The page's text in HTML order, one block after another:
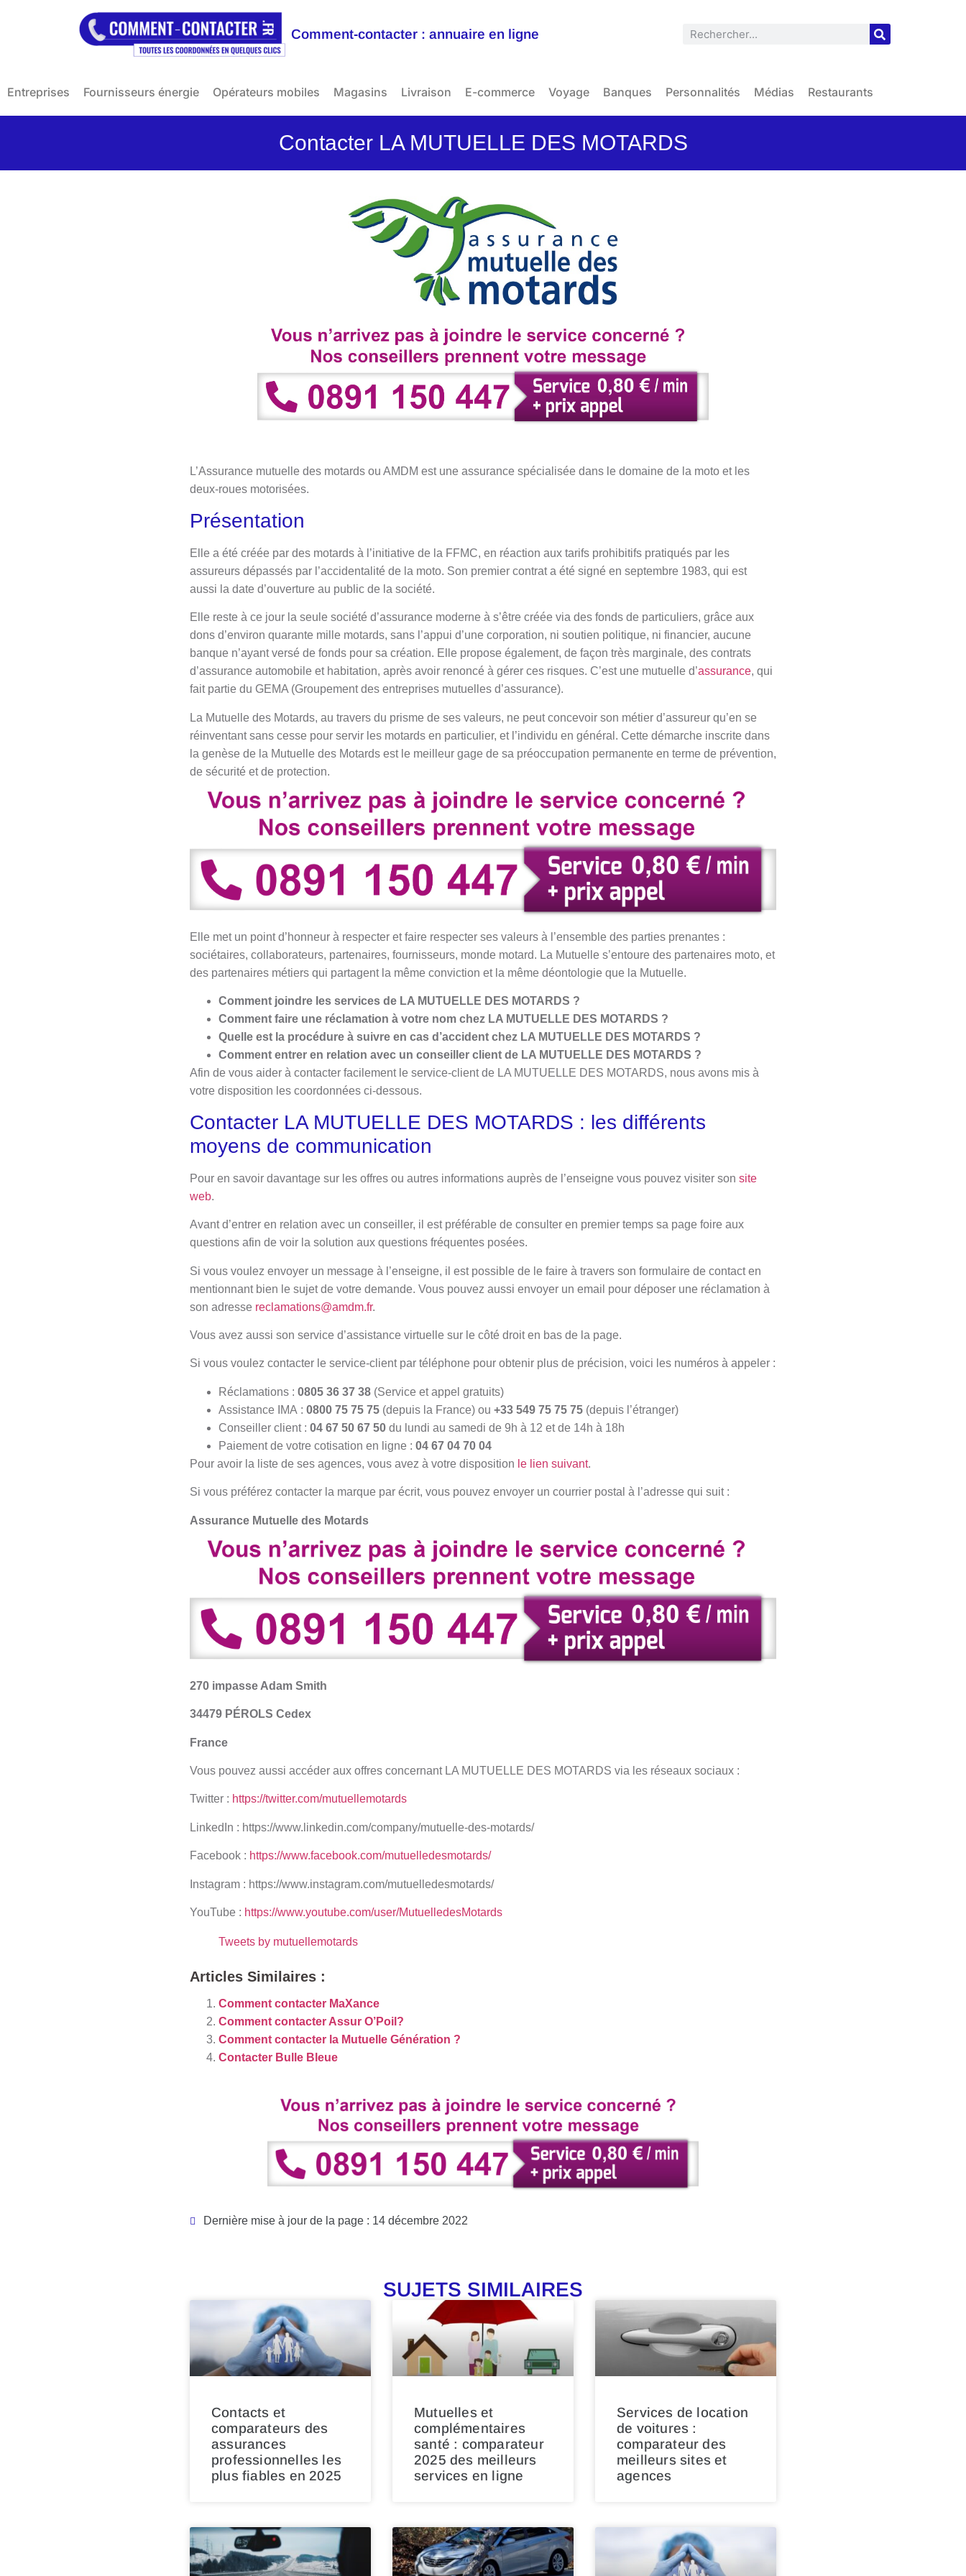
Comment-contacter : annuaire en ligne
Entreprises Fournisseurs énergie Opérateurs mobiles Magasins Livraison E-commerce Voyage Banques Personnalités Médias Restaurants
Contacter LA MUTUELLE DES MOTARDS
L’Assurance mutuelle des motards ou AMDM est une assurance spécialisée dans le domaine de la moto et les
deux-roues motorisées.
Présentation
Elle a été créée par des motards à l’initiative de la FFMC, en réaction aux tarifs prohibitifs pratiqués par les
assureurs dépassés par l’accidentalité de la moto. Son premier contrat a été signé en septembre 1983, qui est
aussi la date d’ouverture au public de la société.
Elle reste à ce jour la seule société d’assurance moderne à s’être créée via des fonds de particuliers, grâce aux
dons d’environ quarante mille motards, sans l’appui d’une corporation, ni soutien politique, ni financier, aucune
banque n’ayant versé de fonds pour sa création. Elle propose également, de façon très marginale, des contrats
d’assurance automobile et habitation, après avoir renoncé à gérer ces risques. C’est une mutuelle d’assurance, qui
fait partie du GEMA (Groupement des entreprises mutuelles d’assurance).
La Mutuelle des Motards, au travers du prisme de ses valeurs, ne peut concevoir son métier d’assureur qu’en se
réinventant sans cesse pour servir les motards en particulier, et l’individu en général. Cette démarche inscrite dans
la genèse de la Mutuelle des Motards est le meilleur gage de sa préoccupation permanente en terme de prévention,
de sécurité et de protection.
Elle met un point d’honneur à respecter et faire respecter ses valeurs à l’ensemble des parties prenantes :
sociétaires, collaborateurs, partenaires, fournisseurs, monde motard. La Mutuelle s’entoure des partenaires moto, et
des partenaires métiers qui partagent la même conviction et la même déontologie que la Mutuelle.
Comment joindre les services de LA MUTUELLE DES MOTARDS ?
Comment faire une réclamation à votre nom chez LA MUTUELLE DES MOTARDS ?
Quelle est la procédure à suivre en cas d’accident chez LA MUTUELLE DES MOTARDS ?
Comment entrer en relation avec un conseiller client de LA MUTUELLE DES MOTARDS ?
Afin de vous aider à contacter facilement le service-client de LA MUTUELLE DES MOTARDS, nous avons mis à
votre disposition les coordonnées ci-dessous.
Contacter LA MUTUELLE DES MOTARDS : les différents
moyens de communication
Pour en savoir davantage sur les offres ou autres informations auprès de l’enseigne vous pouvez visiter son site
web.
Avant d’entrer en relation avec un conseiller, il est préférable de consulter en premier temps sa page foire aux
questions afin de voir la solution aux questions fréquentes posées.
Si vous voulez envoyer un message à l’enseigne, il est possible de le faire à travers son formulaire de contact en
mentionnant bien le sujet de votre demande. Vous pouvez aussi envoyer un email pour déposer une réclamation à
son adresse reclamations@amdm.fr.
Vous avez aussi son service d’assistance virtuelle sur le côté droit en bas de la page.
Si vous voulez contacter le service-client par téléphone pour obtenir plus de précision, voici les numéros à appeler :
Réclamations : 0805 36 37 38 (Service et appel gratuits)
Assistance IMA : 0800 75 75 75 (depuis la France) ou +33 549 75 75 75 (depuis l’étranger)
Conseiller client : 04 67 50 67 50 du lundi au samedi de 9h à 12 et de 14h à 18h
Paiement de votre cotisation en ligne : 04 67 04 70 04
Pour avoir la liste de ses agences, vous avez à votre disposition le lien suivant.
Si vous préférez contacter la marque par écrit, vous pouvez envoyer un courrier postal à l’adresse qui suit :
Assurance Mutuelle des Motards
270 impasse Adam Smith
34479 PÉROLS Cedex
France
Vous pouvez aussi accéder aux offres concernant LA MUTUELLE DES MOTARDS via les réseaux sociaux :
Twitter : https://twitter.com/mutuellemotards
LinkedIn : https://www.linkedin.com/company/mutuelle-des-motards/
Facebook : https://www.facebook.com/mutuelledesmotards/
Instagram : https://www.instagram.com/mutuelledesmotards/
YouTube : https://www.youtube.com/user/MutuelledesMotards
Tweets by mutuellemotards
Articles Similaires :
Comment contacter MaXance
Comment contacter Assur O’Poil?
Comment contacter la Mutuelle Génération ?
Contacter Bulle Bleue
Dernière mise à jour de la page : 14 décembre 2022
SUJETS SIMILAIRES
Contacts et
comparateurs des
assurances
professionnelles les
plus fiables en 2025
Mutuelles et
complémentaires
santé : comparateur
2025 des meilleurs
services en ligne
Services de location
de voitures :
comparateur des
meilleurs sites et
agences